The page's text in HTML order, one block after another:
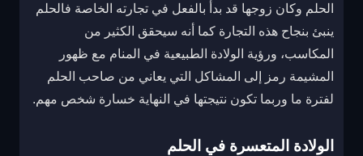
الحلم وكان زوجها قد بدأ بالفعل في تجارته الخاصة فالحلم
ينبئ بنجاح هذه التجارة كما أنه سيحقق الكثير من
المكاسب، ورؤية الولادة الطبيعية في المنام مع ظهور
المشيمة رمز إلى المشاكل التي يعاني من صاحب الحلم
لفترة ما وربما تكون نتيجتها في النهاية خسارة شخص مهم.
الولادة المتعسرة في الحلم